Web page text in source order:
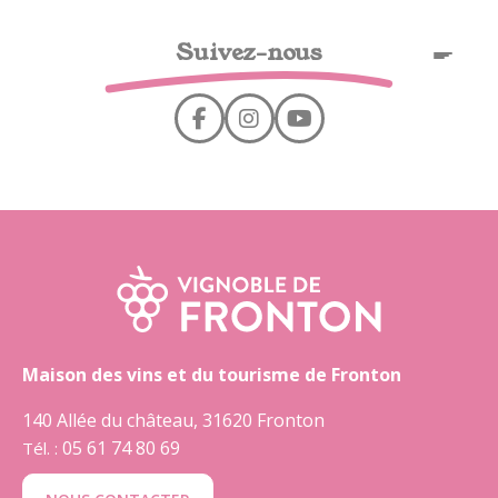
Suivez-nous
Maison des vins et du tourisme de Fronton
140 Allée du château, 31620 Fronton
Tél. : 05 61 74 80 69